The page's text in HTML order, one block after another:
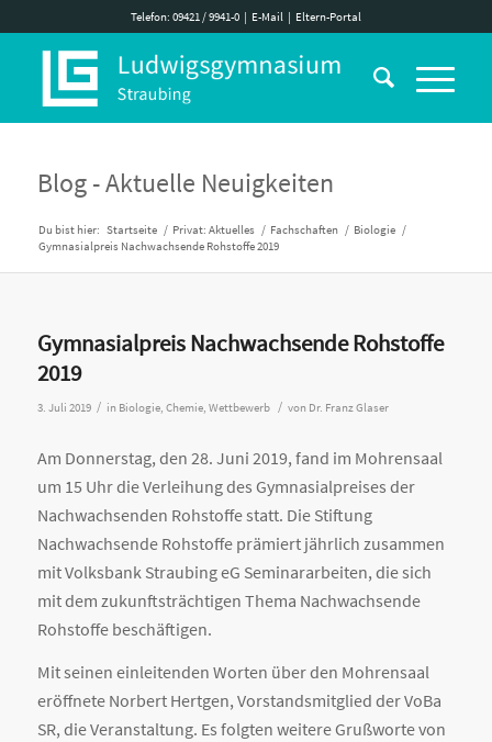
Telefon: 09421 / 9941-0| E-Mail| Eltern-Portal
Blog - Aktuelle Neuigkeiten
Du bist hier: Startseite / Privat: Aktuelles / Fachschaften / Biologie /
Gymnasialpreis Nachwachsende Rohstoffe 2019
Gymnasialpreis Nachwachsende Rohstoffe
2019
3. Juli 2019 / in Biologie, Chemie, Wettbewerb / von Dr. Franz Glaser
Am Donnerstag, den 28. Juni 2019, fand im Mohrensaal
um 15 Uhr die Verleihung des Gymnasialpreises der
Nachwachsenden Rohstoffe statt. Die Stiftung
Nachwachsende Rohstoffe prämiert jährlich zusammen
mit Volksbank Straubing eG Seminararbeiten, die sich
mit dem zukunftsträchtigen Thema Nachwachsende
Rohstoffe beschäftigen.
Mit seinen einleitenden Worten über den Mohrensaal
eröffnete Norbert Hertgen, Vorstandsmitglied der VoBa
SR, die Veranstaltung. Es folgten weitere Grußworte von